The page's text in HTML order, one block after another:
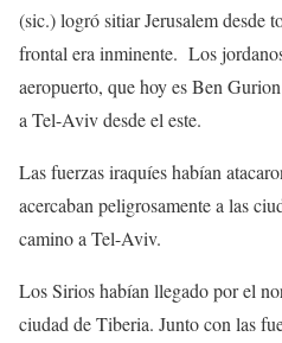
(sic.) logró sitiar Jerusalem desde
frontal era inminente. Los
aeropuerto, que hoy es Ben
a Tel-Aviv desde el este.
Las fuerzas iraquíes habían
acercaban peligrosamente a las
camino a Tel-Aviv.
Los Sirios habían llegado por el
ciudad de Tiberia. Junto con las